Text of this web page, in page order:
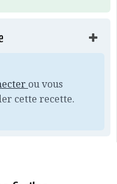
ou vous
cette recette.